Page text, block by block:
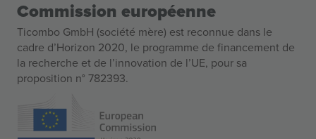
Commission européenne
Ticombo GmbH (société mère) est reconnue dans le
cadre d’Horizon 2020, le programme de financement de
la recherche et de l’innovation de l’UE, pour sa
proposition n° 782393.